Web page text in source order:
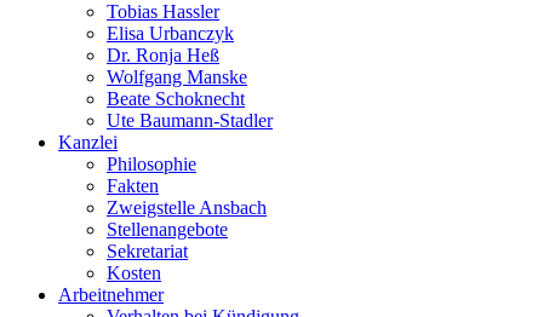
Tobias Hassler
Elisa Urbanczyk
Dr. Ronja Heß
Wolfgang Manske
Beate Schoknecht
Ute Baumann-Stadler
Kanzlei
Philosophie
Fakten
Zweigstelle Ansbach
Stellenangebote
Sekretariat
Kosten
Arbeitnehmer